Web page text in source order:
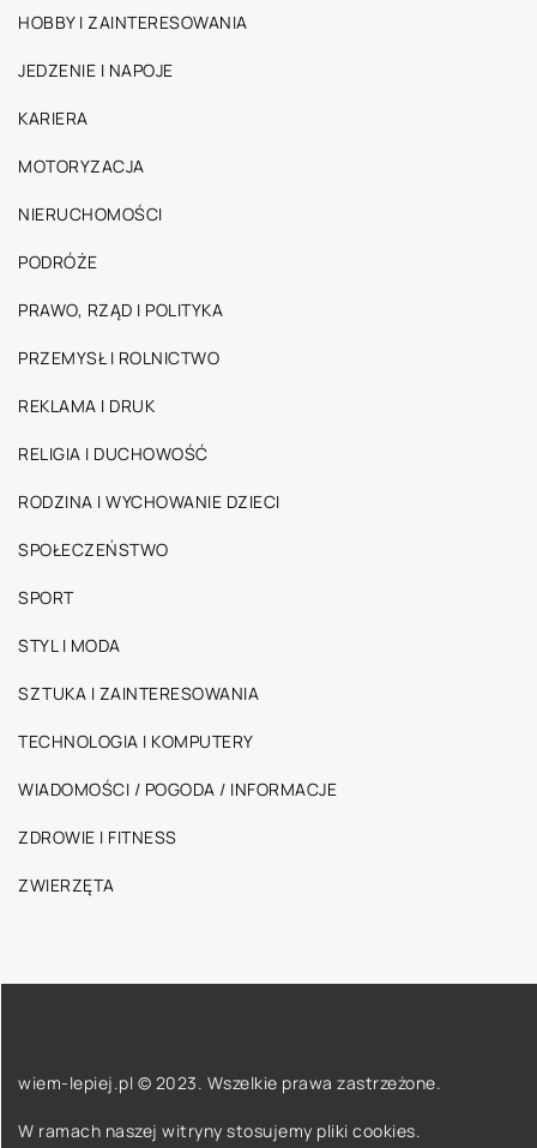
HOBBY I ZAINTERESOWANIA
JEDZENIE I NAPOJE
KARIERA
MOTORYZACJA
NIERUCHOMOŚCI
PODRÓŻE
PRAWO, RZĄD I POLITYKA
PRZEMYSŁ I ROLNICTWO
REKLAMA I DRUK
RELIGIA I DUCHOWOŚĆ
RODZINA I WYCHOWANIE DZIECI
SPOŁECZEŃSTWO
SPORT
STYL I MODA
SZTUKA I ZAINTERESOWANIA
TECHNOLOGIA I KOMPUTERY
WIADOMOŚCI / POGODA / INFORMACJE
ZDROWIE I FITNESS
ZWIERZĘTA
wiem-lepiej.pl © 2023. Wszelkie prawa zastrzeżone.
W ramach naszej witryny stosujemy pliki cookies.